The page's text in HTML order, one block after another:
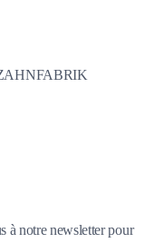
à notre newsletter pour